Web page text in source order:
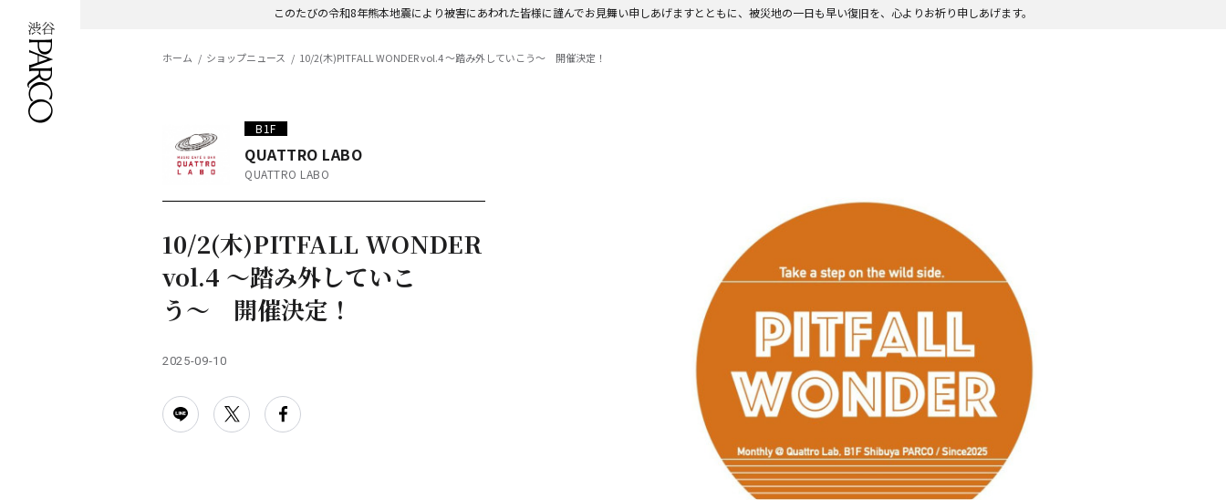
このたびの令和8年熊本地震により被害にあわれた皆様に謹んでお見舞い申しあげますとともに、被災地の一日も早い復旧を、心よりお祈り申しあげます。
ホーム ショップニュース 10/2(木)PITFALL WONDER vol.4 ～踏み外していこう〜 開催決定！
B1F
QUATTRO LABO
QUATTRO LABO
10/2(木)PITFALL WONDER
vol.4 ～踏み外していこ
う〜 開催決定！
2025-09-10